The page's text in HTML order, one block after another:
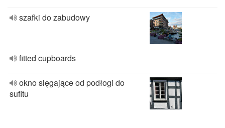
szafki do zabudowy
fitted cupboards
okno sięgające od podłogi do
sufitu